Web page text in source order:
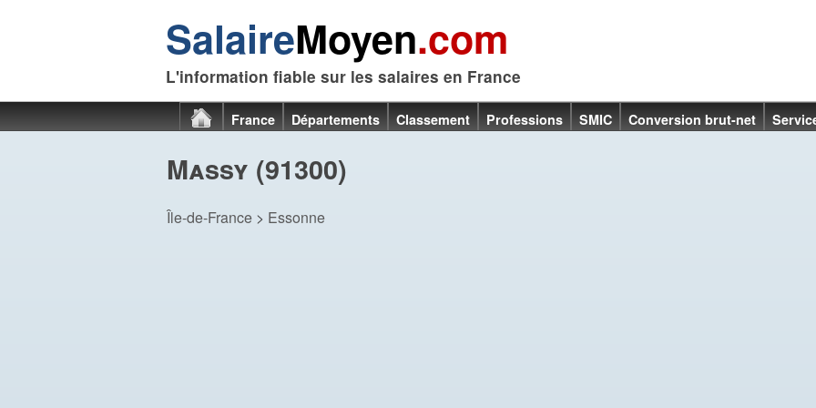
SalaireMoyen.com
L'information fiable sur les salaires en France
France Départements Classement Professions SMIC Conversion brut-net
Massy (91300)
Île-de-France > Essonne